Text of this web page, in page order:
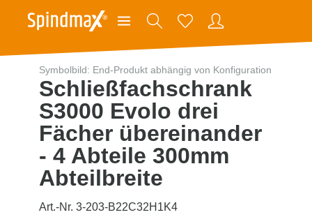
Symbolbild: End-Produkt abhängig von Konfiguration
Schließfachschrank
S3000 Evolo drei
Fächer übereinander
- 4 Abteile 300mm
Abteilbreite
Art.-Nr. 3-203-B22C32H1K4